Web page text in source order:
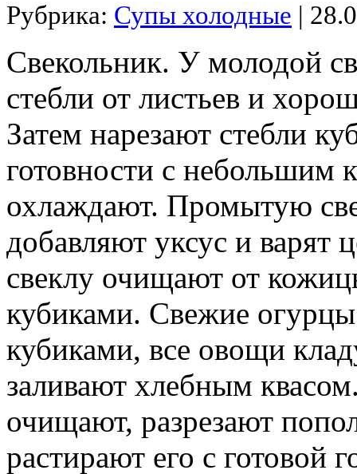
Рубрика: Супы холодные |
Свекольник. У молодой
стебли от листьев и
Затем нарезают стебли
готовности с небольшим
охлаждают. Промытую
добавляют уксус и варят
свеклу очищают от
кубиками. Свежие
кубиками, все овощи
заливают хлебным
очищают, разрезают
растирают его с готовой